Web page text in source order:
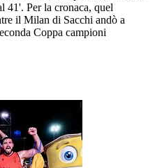
41'. Per la cronaca, quel
il Milan di Sacchi andò a
Coppa campioni